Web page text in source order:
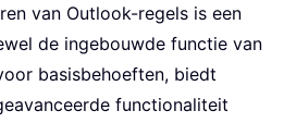
van Outlook-regels is een
de ingebouwde functie van
basisbehoeften, biedt
functionaliteit